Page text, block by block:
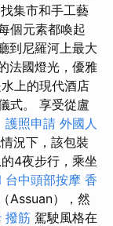
集市和手工藝
個元素都喚起
到尼羅河上最大
法國燈光，優雅
上的現代酒店
式。 享受從盧
護照申請 外國人
況下，該包裝
4夜步行，乘坐
台中頭部按摩 香
Assuan），然
撥筋 駕駛風格在